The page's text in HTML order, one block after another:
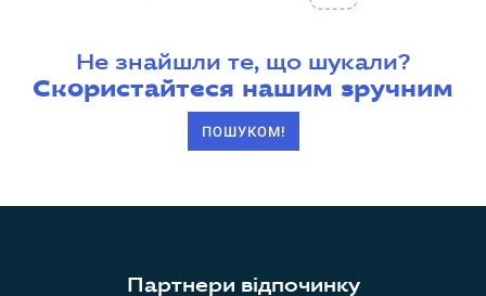
Не знайшли те, що шукали?
Скористайтеся нашим зручним
ПОШУКОМ!
Партнери відпочинку